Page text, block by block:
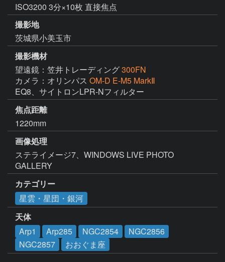
ISO3200 3分×10枚 直接焦点
撮影地
茨城県小美玉市
撮影機材
望遠鏡：笠井トレーディング300FN
カメラ：オリンパス OM-D E-M5 MarkⅡ
EQ8、サイトロンLPR-Nフィルター
焦点距離
1220mm
画像処理
ステライメージ7、WINDOWS LIVE PHOTO
GALLERY
カテゴリー
星雲・星団・銀河
天体
Arp1
Arp285 NGC2854
NGC2856
NGC2857
おおぐま座